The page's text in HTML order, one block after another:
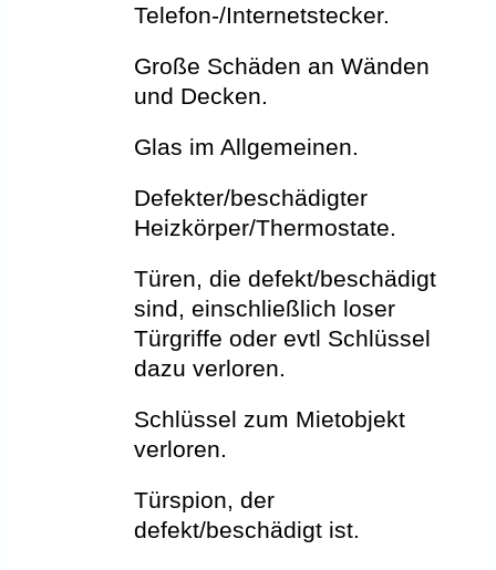
Telefon-/Internetstecker.
Große Schäden an Wänden
und Decken.
Glas im Allgemeinen.
Defekter/beschädigter
Heizkörper/Thermostate.
Türen, die defekt/beschädigt
sind, einschließlich loser
Türgriffe oder evtl Schlüssel
dazu verloren.
Schlüssel zum Mietobjekt
verloren.
Türspion, der
defekt/beschädigt ist.